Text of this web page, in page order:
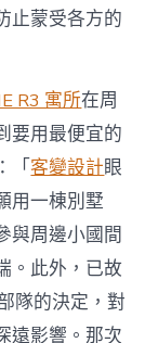
止蒙受各方的
R3 寓所在周
要用最便宜的
「客變設計眼
用一棟別墅
與周邊小國間
。此外，已故
隊的決定，對
遠影響。那次